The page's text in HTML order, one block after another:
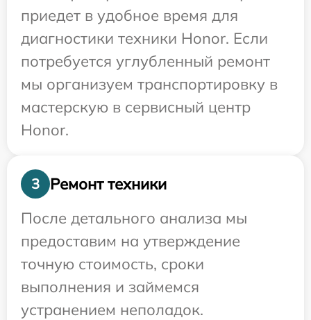
приедет в удобное время для
диагностики техники Honor. Если
потребуется углубленный ремонт
мы организуем транспортировку в
мастерскую в сервисный центр
Honor.
3
Ремонт техники
После детального анализа мы
предоставим на утверждение
точную стоимость, сроки
выполнения и займемся
устранением неполадок.